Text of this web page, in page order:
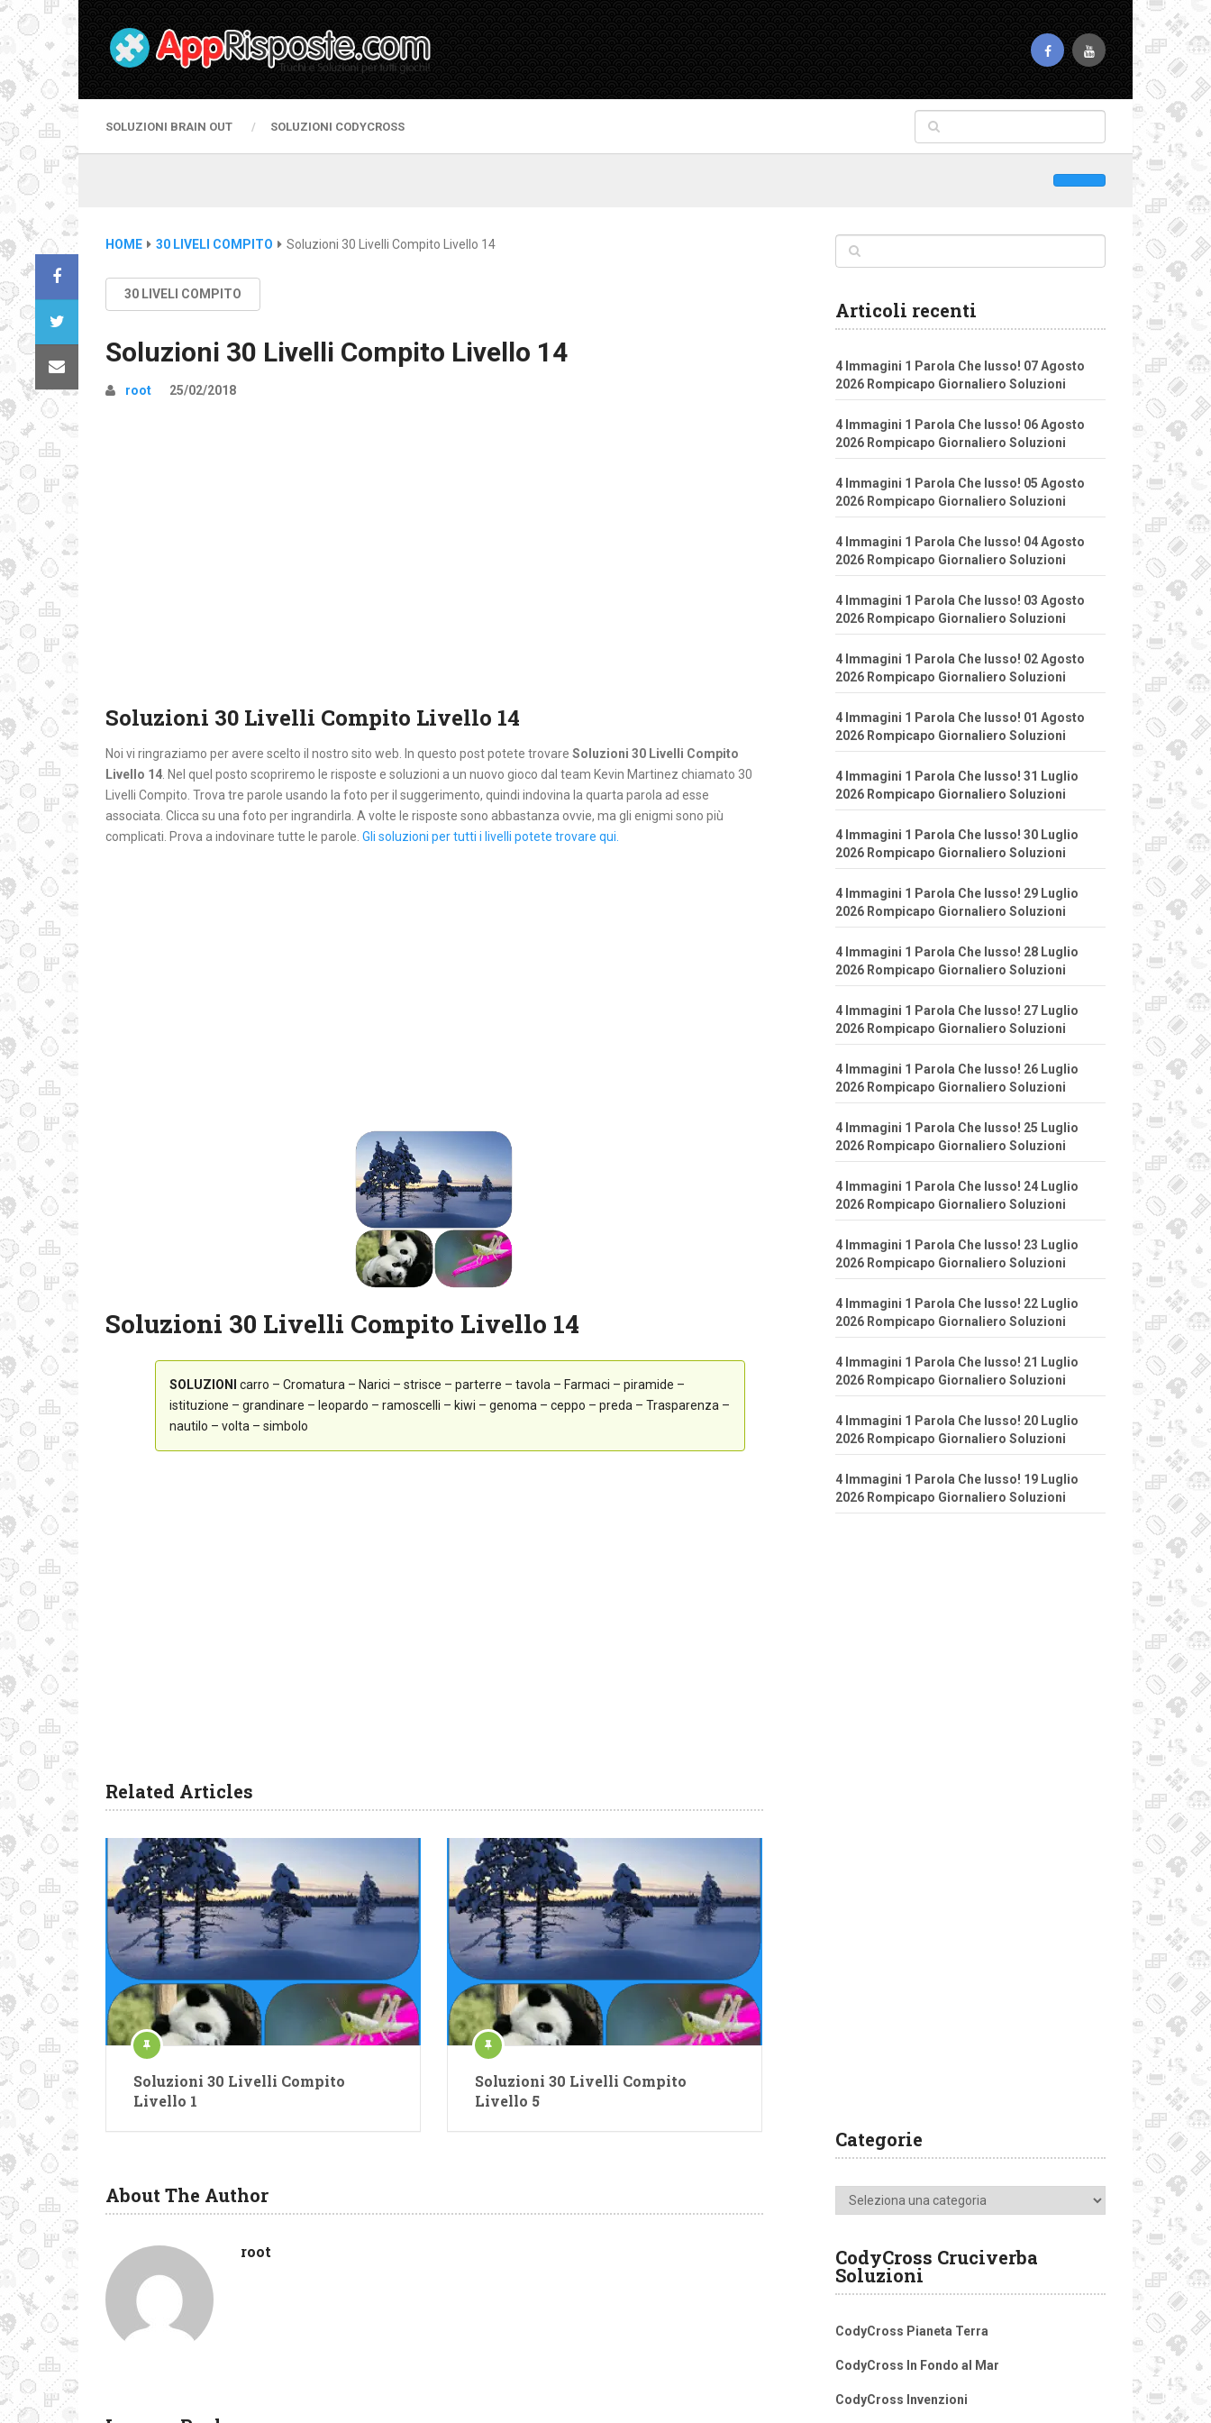
SOLUZIONI BRAIN OUT SOLUZIONI CODYCROSS
HOME 30 LIVELI COMPITO Soluzioni 30 Livelli Compito Livello 14
30 LIVELI COMPITO
Soluzioni 30 Livelli Compito Livello 14
root 25/02/2018
Soluzioni 30 Livelli Compito Livello 14
Noi vi ringraziamo per avere scelto il nostro sito web. In questo post potete trovare Soluzioni 30 Livelli Compito
Livello 14 . Nel quel posto scopriremo le risposte e soluzioni a un nuovo gioco dal team Kevin Martinez chiamato 30
Livelli Compito. Trova tre parole usando la foto per il suggerimento, quindi indovina la quarta parola ad esse
associata. Clicca su una foto per ingrandirla. A volte le risposte sono abbastanza ovvie, ma gli enigmi sono più
complicati. Prova a indovinare tutte le parole. Gli soluzioni per tutti i livelli potete trovare qui.
Soluzioni 30 Livelli Compito Livello 14
SOLUZIONI
carro – Cromatura – Narici – strisce – parterre – tavola – Farmaci – piramide –
istituzione – grandinare – leopardo – ramoscelli – kiwi – genoma – ceppo – preda – Trasparenza –
nautilo – volta – simbolo
Related Articles
Soluzioni 30 Livelli Compito
Livello 1
Soluzioni 30 Livelli Compito
Livello 5
About The Author
root
Articoli recenti
4 Immagini 1 Parola Che lusso! 07 Agosto
2026 Rompicapo Giornaliero Soluzioni
4 Immagini 1 Parola Che lusso! 06 Agosto
2026 Rompicapo Giornaliero Soluzioni
4 Immagini 1 Parola Che lusso! 05 Agosto
2026 Rompicapo Giornaliero Soluzioni
4 Immagini 1 Parola Che lusso! 04 Agosto
2026 Rompicapo Giornaliero Soluzioni
4 Immagini 1 Parola Che lusso! 03 Agosto
2026 Rompicapo Giornaliero Soluzioni
4 Immagini 1 Parola Che lusso! 02 Agosto
2026 Rompicapo Giornaliero Soluzioni
4 Immagini 1 Parola Che lusso! 01 Agosto
2026 Rompicapo Giornaliero Soluzioni
4 Immagini 1 Parola Che lusso! 31 Luglio
2026 Rompicapo Giornaliero Soluzioni
4 Immagini 1 Parola Che lusso! 30 Luglio
2026 Rompicapo Giornaliero Soluzioni
4 Immagini 1 Parola Che lusso! 29 Luglio
2026 Rompicapo Giornaliero Soluzioni
4 Immagini 1 Parola Che lusso! 28 Luglio
2026 Rompicapo Giornaliero Soluzioni
4 Immagini 1 Parola Che lusso! 27 Luglio
2026 Rompicapo Giornaliero Soluzioni
4 Immagini 1 Parola Che lusso! 26 Luglio
2026 Rompicapo Giornaliero Soluzioni
4 Immagini 1 Parola Che lusso! 25 Luglio
2026 Rompicapo Giornaliero Soluzioni
4 Immagini 1 Parola Che lusso! 24 Luglio
2026 Rompicapo Giornaliero Soluzioni
4 Immagini 1 Parola Che lusso! 23 Luglio
2026 Rompicapo Giornaliero Soluzioni
4 Immagini 1 Parola Che lusso! 22 Luglio
2026 Rompicapo Giornaliero Soluzioni
4 Immagini 1 Parola Che lusso! 21 Luglio
2026 Rompicapo Giornaliero Soluzioni
4 Immagini 1 Parola Che lusso! 20 Luglio
2026 Rompicapo Giornaliero Soluzioni
4 Immagini 1 Parola Che lusso! 19 Luglio
2026 Rompicapo Giornaliero Soluzioni
Categorie
Categorie
CodyCross Cruciverba
Soluzioni
CodyCross Pianeta Terra
CodyCross In Fondo al Mar
CodyCross Invenzioni